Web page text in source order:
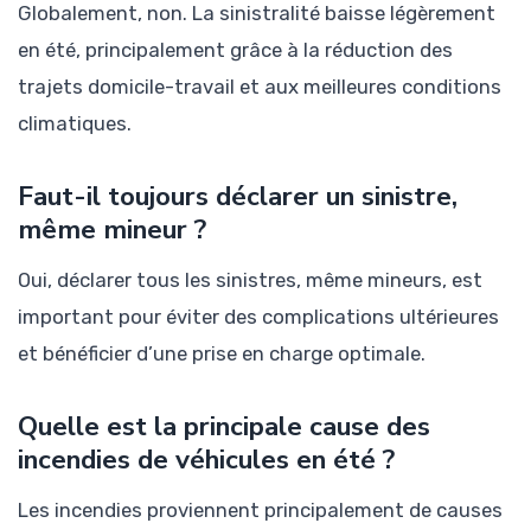
Globalement, non. La sinistralité baisse légèrement
en été, principalement grâce à la réduction des
trajets domicile-travail et aux meilleures conditions
climatiques.
Faut-il toujours déclarer un sinistre,
même mineur ?
Oui, déclarer tous les sinistres, même mineurs, est
important pour éviter des complications ultérieures
et bénéficier d’une prise en charge optimale.
Quelle est la principale cause des
incendies de véhicules en été ?
Les incendies proviennent principalement de causes